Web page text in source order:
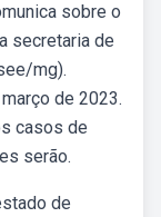
sobre o
secretaria de
mg).
de 2023.
casos de
serão.
de